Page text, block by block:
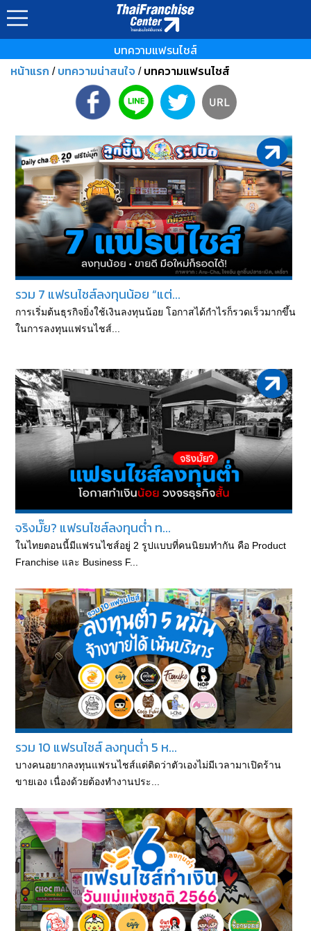
บทความแฟรนไชส์
หน้าแรก / บทความน่าสนใจ / บทความแฟรนไชส์
รวม 7 แฟรนไชส์ลงทุนน้อย “แต่...
การเริ่มต้นธุรกิจยิ่งใช้เงินลงทุนน้อย โอกาสได้กำไรก็รวดเร็วมากขึ้น
ในการลงทุนแฟรนไชส์...
จริงมั๊ย? แฟรนไชส์ลงทุนต่ำ ท...
ในไทยตอนนี้มีแฟรนไชส์อยู่ 2 รูปแบบที่คนนิยมทำกัน คือ Product
Franchise และ Business F...
รวม 10 แฟรนไชส์ ลงทุนต่ำ 5 ห...
บางคนอยากลงทุนแฟรนไชส์แต่ติดว่าตัวเองไม่มีเวลามาเปิดร้าน
ขายเอง เนื่องด้วยต้องทำงานประ...